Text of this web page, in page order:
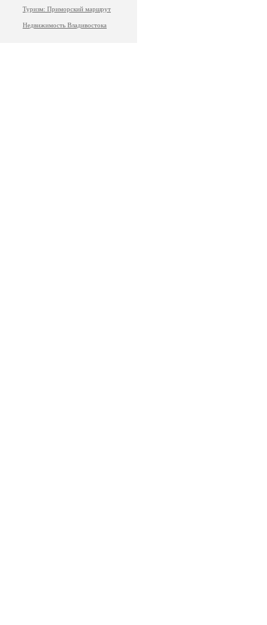
Туризм: Приморский маршрут
Недвижимость Владивостока